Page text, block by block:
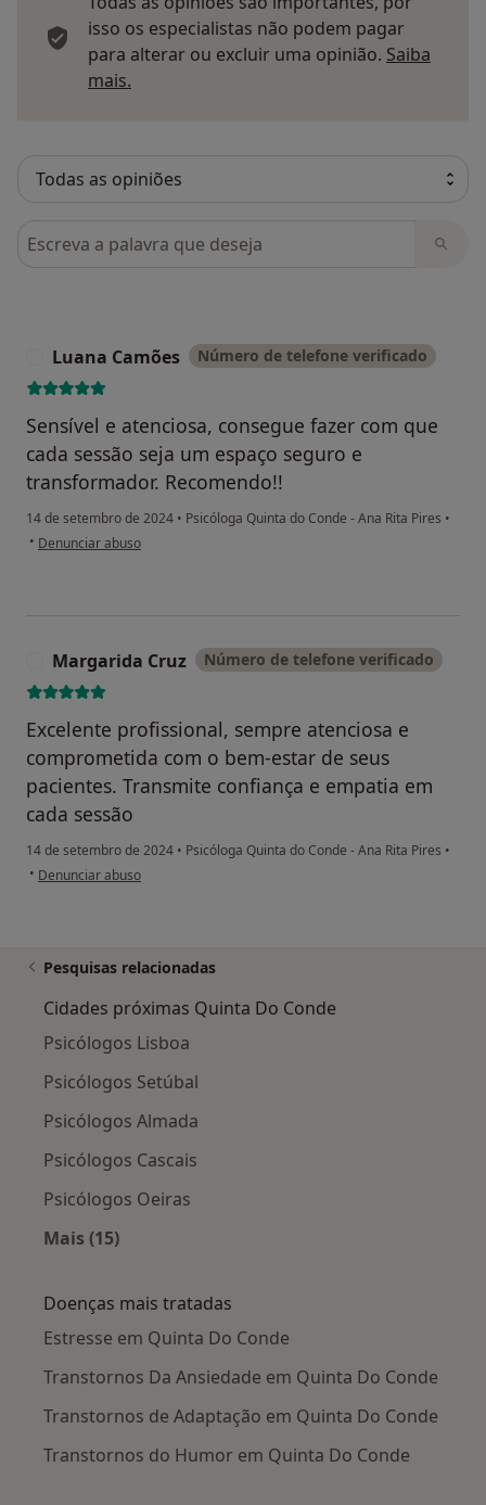
isso os especialistas não podem pagar
para alterar ou excluir uma opinião. Saiba
mais.
Pesquisar em opiniões
Luana Camões Número de telefone verificado
Sensível e atenciosa, consegue fazer com que
cada sessão seja um espaço seguro e
transformador. Recomendo!!
14 de setembro de 2024 • Psicóloga Quinta do Conde - Ana Rita Pires •
• na opinião do utilizador Luana Camões
Denunciar abuso
Margarida Cruz Número de telefone verificado
Excelente profissional, sempre atenciosa e
comprometida com o bem-estar de seus
pacientes. Transmite confiança e empatia em
cada sessão
14 de setembro de 2024 • Psicóloga Quinta do Conde - Ana Rita Pires •
• na opinião do utilizador Margarida Cruz
Denunciar abuso
Pesquisas relacionadas
Cidades próximas Quinta Do Conde
Psicólogos Lisboa
Psicólogos Setúbal
Psicólogos Almada
Psicólogos Cascais
Psicólogos Oeiras
Mais (15)
Doenças mais tratadas
Estresse em Quinta Do Conde
Transtornos Da Ansiedade em Quinta Do Conde
Transtornos de Adaptação em Quinta Do Conde
Transtornos do Humor em Quinta Do Conde